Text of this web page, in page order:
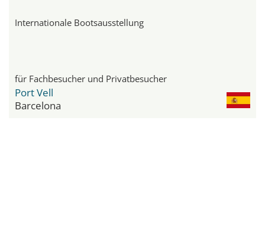
Internationale Bootsausstellung
für Fachbesucher und Privatbesucher
Port Vell
Barcelona